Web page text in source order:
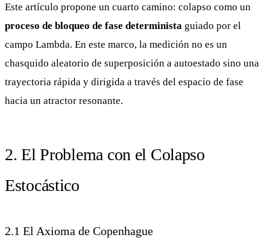
Este artículo propone un cuarto camino: colapso como un
proceso de bloqueo de fase determinista guiado por el
campo Lambda. En este marco, la medición no es un
chasquido aleatorio de superposición a autoestado sino una
trayectoria rápida y dirigida a través del espacio de fase
hacia un atractor resonante.
2. El Problema con el Colapso
Estocástico
2.1 El Axioma de Copenhague